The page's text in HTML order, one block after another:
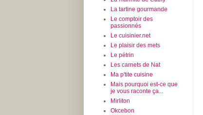
La tartine gourmande
Le comptoir des
passionnés
Le cuisinier.net
Le plaisir des mets
Le pétrin
Les carnets de Nat
Ma p'tite cuisine
Mais pourquoi est-ce que
je vous raconte ça...
Mirliton
Okcebon